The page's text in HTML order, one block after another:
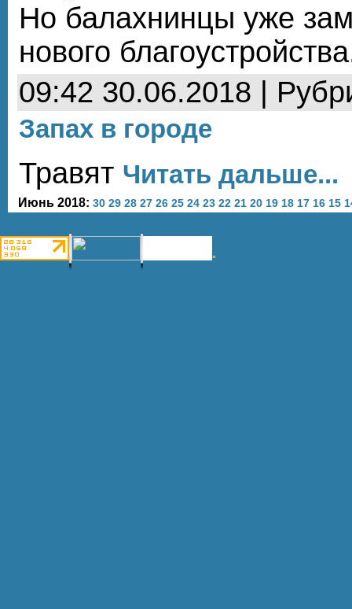
Но балахнинцы уже
нового
09:42 30.06.2018 |
Запах в городе
Травят Читать дальше...
Июнь 2018: 30 29 28 27 26 25 24 23 22 21 20 19 18 17 16 15